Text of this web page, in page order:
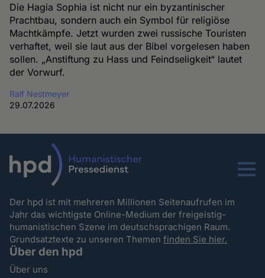
Die Hagia Sophia ist nicht nur ein byzantinischer
Prachtbau, sondern auch ein Symbol für religiöse
Machtkämpfe. Jetzt wurden zwei russische Touristen
verhaftet, weil sie laut aus der Bibel vorgelesen haben
sollen. „Anstiftung zu Hass und Feindseligkeit“ lautet
der Vorwurf.
Ralf Nestmeyer
29.07.2026
Menu
Der hpd ist mit mehreren Millionen Seitenaufrufen im
Jahr das wichtigste Online-Medium der freigeistig-
humanistischen Szene im deutschsprachigen Raum.
Grundsatztexte zu unseren Themenfinden Sie hier.
Über den hpd
Über uns